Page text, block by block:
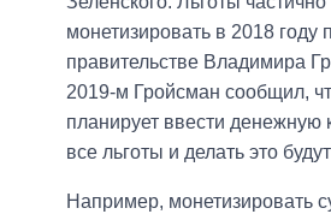
монетизировать в 2018 году
правительстве Владимира
2019-м Гройсман сообщил,
планирует ввести денежную
все льготы и делать это
Например, монетизировать